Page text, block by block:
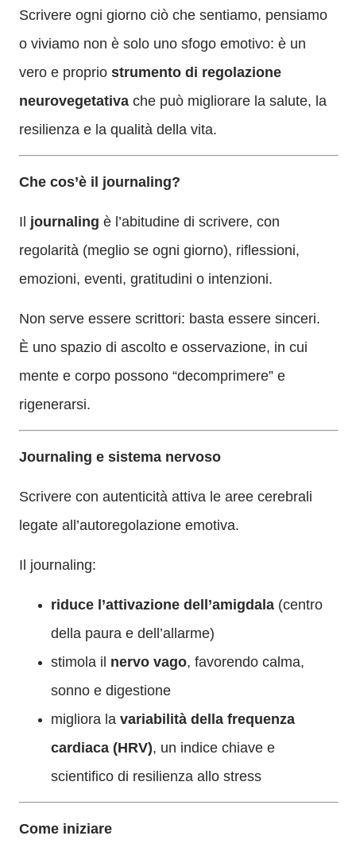
Scrivere ogni giorno ciò che sentiamo, pensiamo
o viviamo non è solo uno sfogo emotivo: è un
vero e proprio strumento di regolazione
neurovegetativa che può migliorare la salute, la
resilienza e la qualità della vita.
Che cos’è il journaling?
Il journaling è l’abitudine di scrivere, con
regolarità (meglio se ogni giorno), riflessioni,
emozioni, eventi, gratitudini o intenzioni.
Non serve essere scrittori: basta essere sinceri.
È uno spazio di ascolto e osservazione, in cui
mente e corpo possono “decomprimere” e
rigenerarsi.
Journaling e sistema nervoso
Scrivere con autenticità attiva le aree cerebrali
legate all’autoregolazione emotiva.
Il journaling:
riduce l’attivazione dell’amigdala (centro
della paura e dell’allarme)
stimola il nervo vago, favorendo calma,
sonno e digestione
migliora la variabilità della frequenza
cardiaca (HRV), un indice chiave e
scientifico di resilienza allo stress
Come iniziare